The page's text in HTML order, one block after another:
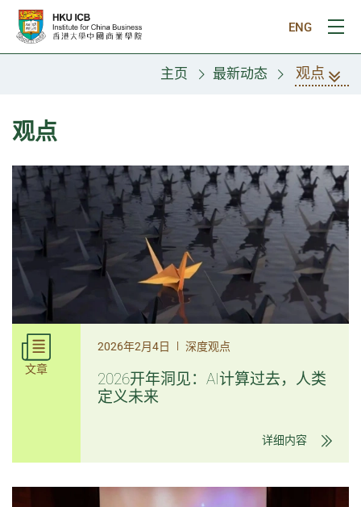
跳往主要内容
ENG
打
主页 最新动态 观点
观点
文章
2026年2月4日 | 深度观点
2026开年洞见：AI计算过去，人类
定义未来
详细内容